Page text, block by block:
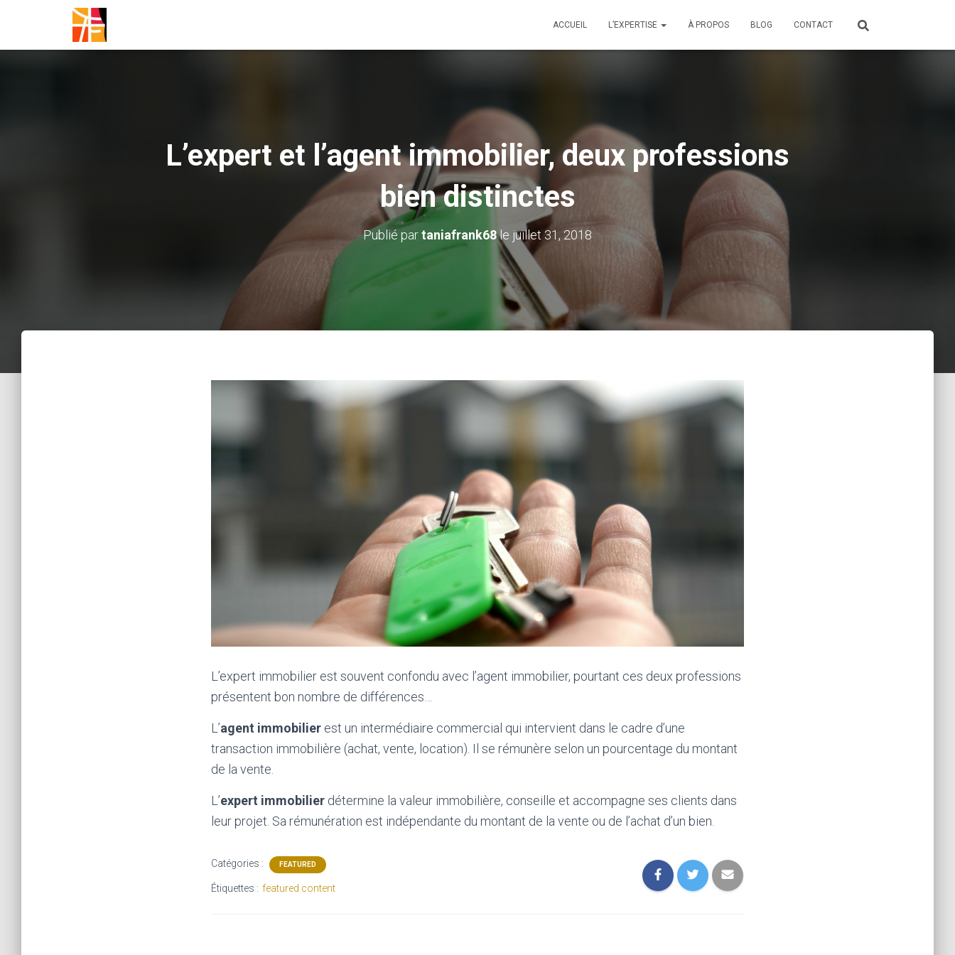
ACCUEIL L’EXPERTISE À PROPOS BLOG CONTACT
L’expert et l’agent immobilier, deux professions
bien distinctes
Publié partaniafrank68le juillet 31, 2018
L’expert immobilier est souvent confondu avec l’agent immobilier, pourtant ces deux professions
présentent bon nombre de différences…
L’agent immobilier est un intermédiaire commercial qui intervient dans le cadre d’une
transaction immobilière (achat, vente, location). Il se rémunère selon un pourcentage du montant
de la vente.
L’expert immobilier détermine la valeur immobilière, conseille et accompagne ses clients dans
leur projet. Sa rémunération est indépendante du montant de la vente ou de l’achat d’un bien.
Catégories : FEATURED
Étiquettes : featured content